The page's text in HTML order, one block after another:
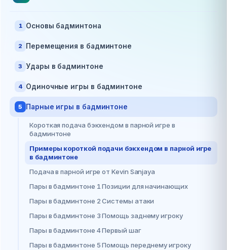
1 Основы бадминтона
2 Перемещения в бадминтоне
3 Удары в бадминтоне
4 Одиночные игры в бадминтоне
5 Парные игры в бадминтоне
Короткая подача бэкхендом в парной игре в
бадминтоне
Примеры короткой подачи бэкхендом в парной игре
в бадминтоне
Подача в парной игре от Kevin Sanjaya
Пары в бадминтоне 1 Позиции для начинающих
Пары в бадминтоне 2 Системы атаки
Пары в бадминтоне 3 Помощь заднему игроку
Пары в бадминтоне 4 Первый шаг
Пары в бадминтоне 5 Помощь переднему игроку